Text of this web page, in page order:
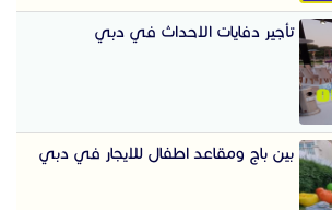
تأجير دفايات الاحداث في دبي
بين باج ومقاعد اطفال للايجار في دبي